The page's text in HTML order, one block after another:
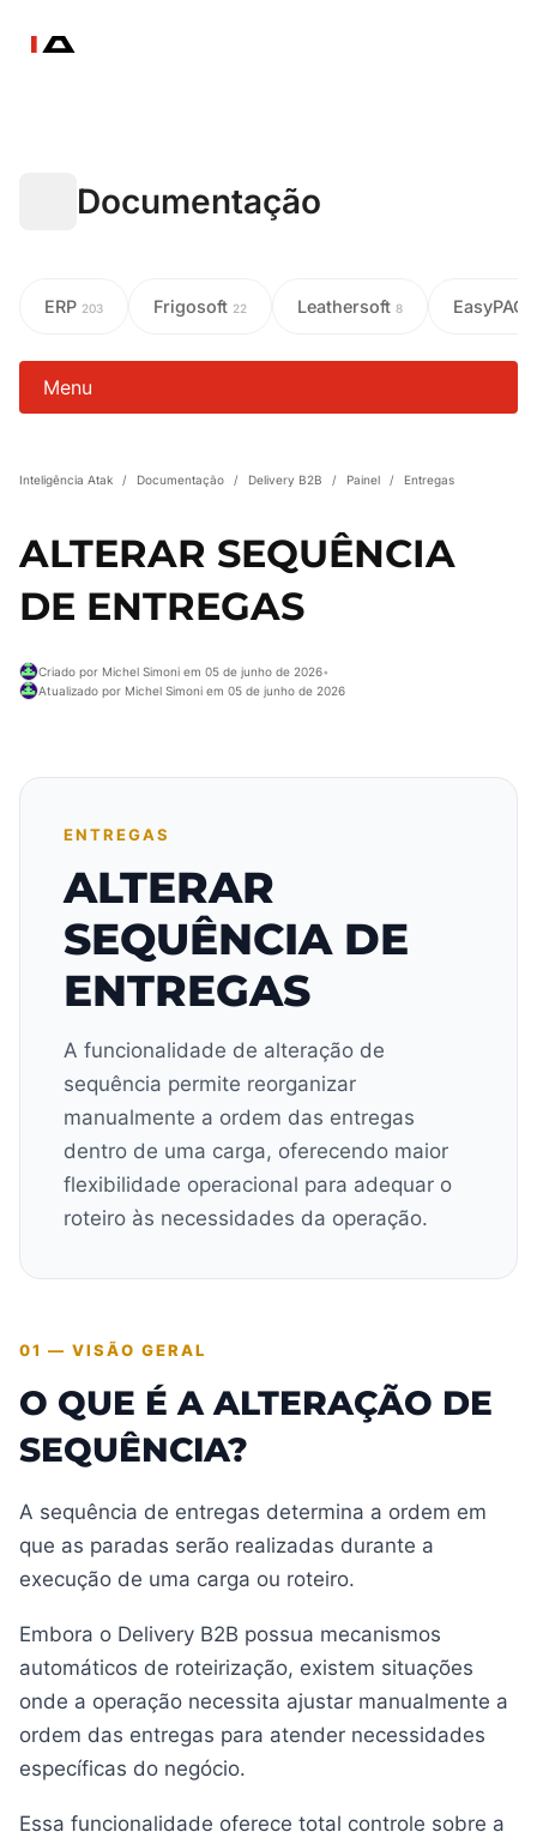
Documentação
ERP 203 Frigosoft 22 Leathersoft 8 EasyPAC
Menu
Inteligência Atak / Documentação / Delivery B2B / Painel / Entregas
ALTERAR SEQUÊNCIA
DE ENTREGAS
Criado por Michel Simoni em 05 de junho de 2026•
Atualizado por Michel Simoni em 05 de junho de 2026
ENTREGAS
ALTERAR
SEQUÊNCIA DE
ENTREGAS
A funcionalidade de alteração de
sequência permite reorganizar
manualmente a ordem das entregas
dentro de uma carga, oferecendo maior
flexibilidade operacional para adequar o
roteiro às necessidades da operação.
01 — VISÃO GERAL
O QUE É A ALTERAÇÃO DE
SEQUÊNCIA?
A sequência de entregas determina a ordem em
que as paradas serão realizadas durante a
execução de uma carga ou roteiro.
Embora o Delivery B2B possua mecanismos
automáticos de roteirização, existem situações
onde a operação necessita ajustar manualmente a
ordem das entregas para atender necessidades
específicas do negócio.
Essa funcionalidade oferece total controle sobre a